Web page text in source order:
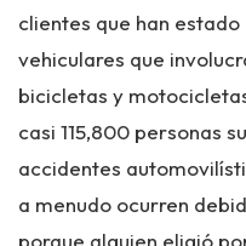
clientes que han
vehiculares que
bicicletas y
casi 115,800 personas
accidentes
a menudo ocurren
porque alguien eligió